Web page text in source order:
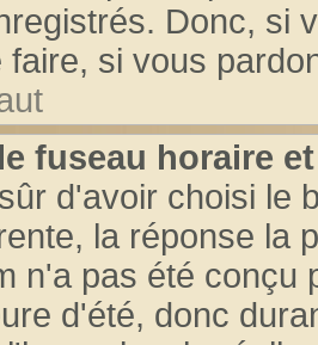
Donc, si
faire, si vous
fuseau horaire
d'avoir choisi le
la réponse la
n'a pas été conçu
d'été, donc